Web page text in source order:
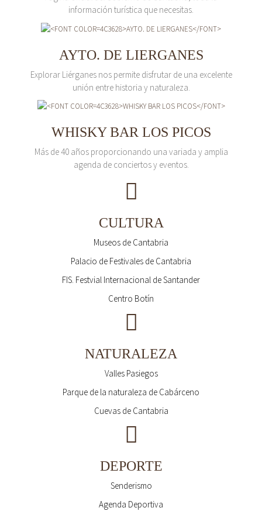
información turística que necesitas.
AYTO. DE LIERGANES
Explorar Liérganes nos permite disfrutar de una excelente
unión entre historia y naturaleza.
WHISKY BAR LOS PICOS
Más de 40 años proporcionando una variada y amplia
agenda de conciertos y eventos.
CULTURA
Museos de Cantabria
Palacio de Festivales de Cantabria
FIS. Festvial Internacional de Santander
Centro Botín
NATURALEZA
Valles Pasiegos
Parque de la naturaleza de Cabárceno
Cuevas de Cantabria
DEPORTE
Senderismo
Agenda Deportiva